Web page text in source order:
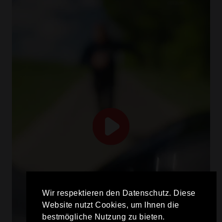
Wir respektieren den Datenschutz. Diese
Website nutzt Cookies, um Ihnen die
bestmögliche Nutzung zu bieten.